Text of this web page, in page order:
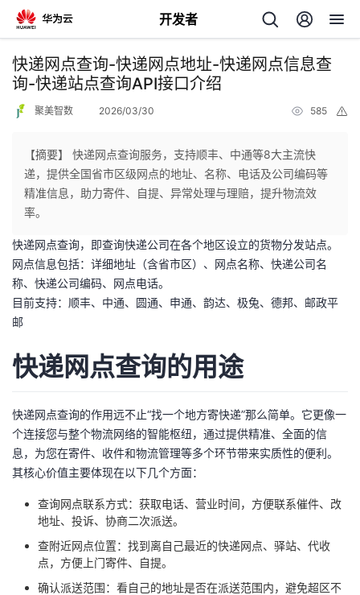
开发者
返
回
个
主
页
的
开
发
我
的
博
客
我
的
论
坛
我
的
圈
我
的
我
快递网点查询-快递网点地址-快递网点信息查
询-快递站点查询API接口介绍
聚美智数 2026/03/30 585
【摘要】 快递网点查询服务，支持顺丰、中通等8大主流快
递，提供全国省市区级网点的地址、名称、电话及公司编码等
精准信息，助力寄件、自提、异常处理与理赔，提升物流效
率。
快递网点查询，即查询快递公司在各个地区设立的货物分发站点。
网点信息包括：详细地址（含省市区）、网点名称、快递公司名
称、快递公司编码、网点电话。
目前支持：顺丰、中通、圆通、申通、韵达、极兔、德邦、邮政平
邮
快递网点查询的用途
快递网点查询的作用远不止“找一个地方寄快递”那么简单。它更像一
个连接您与整个物流网络的智能枢纽，通过提供精准、全面的信
息，为您在寄件、收件和物流管理等多个环节带来实质性的便利。
其核心价值主要体现在以下几个方面：
查询网点联系方式：获取电话、营业时间，方便联系催件、改
地址、投诉、协商二次派送。
查附近网点位置：找到离自己最近的快递网点、驿站、代收
点，方便上门寄件、自提。
确认派送范围：看自己的地址是否在派送范围内，避免超区不